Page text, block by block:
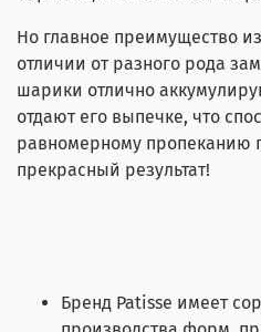
Но главное преимущество
отличии от разного рода
шарики отлично
отдают его выпечке, что
равномерному пропеканию
прекрасный результат!
Бренд Patisse имеет